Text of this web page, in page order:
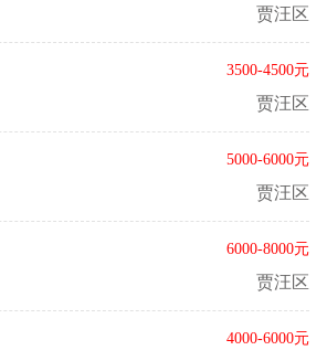
贾汪区
3500-4500元
贾汪区
5000-6000元
贾汪区
6000-8000元
贾汪区
4000-6000元